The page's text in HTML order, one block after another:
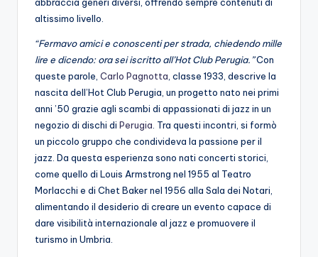
altissimo livello.
“Fermavo amici e conoscenti per strada, chiedendo mille
lire e dicendo: ora sei iscritto all’Hot Club Perugia.”Con
queste parole, Carlo Pagnotta , classe 1933, descrive la
nascita dell’Hot Club Perugia, un progetto nato nei primi
anni ’50 grazie agli scambi di appassionati di jazz in un
negozio di dischi di Perugia . Tra questi incontri, si formò
un piccolo gruppo che condivideva la passione per il
jazz. Da questa esperienza sono nati concerti storici,
come quello di Louis Armstrong nel 1955 al Teatro
Morlacchi e di Chet Baker nel 1956 alla Sala dei Notari,
alimentando il desiderio di creare un evento capace di
dare visibilità internazionale al jazz e promuovere il
turismo in Umbria.